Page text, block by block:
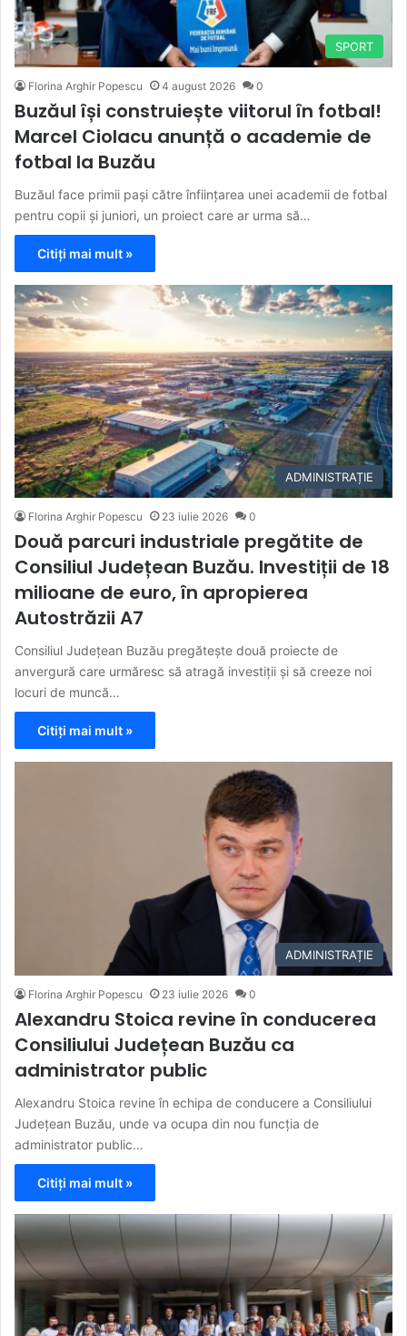
SPORT
Florina Arghir Popescu 4 august 2026 0
Buzăul își construiește viitorul în fotbal!
Marcel Ciolacu anunță o academie de
fotbal la Buzău
Buzăul face primii pași către înființarea unei academii de fotbal
pentru copii și juniori, un proiect care ar urma să…
Citiți mai mult »
ADMINISTRAȚIE
Florina Arghir Popescu 23 iulie 2026 0
Două parcuri industriale pregătite de
Consiliul Județean Buzău. Investiții de 18
milioane de euro, în apropierea
Autostrăzii A7
Consiliul Județean Buzău pregătește două proiecte de
anvergură care urmăresc să atragă investiții și să creeze noi
locuri de muncă…
Citiți mai mult »
ADMINISTRAȚIE
Florina Arghir Popescu 23 iulie 2026 0
Alexandru Stoica revine în conducerea
Consiliului Județean Buzău ca
administrator public
Alexandru Stoica revine în echipa de conducere a Consiliului
Județean Buzău, unde va ocupa din nou funcția de
administrator public…
Citiți mai mult »